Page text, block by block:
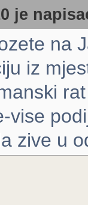
je
na
iz
vise
zive u